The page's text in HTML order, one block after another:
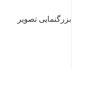
بزرگنمایی تصویر